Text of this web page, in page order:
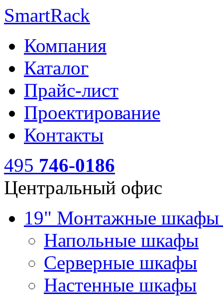
SmartRack
Компания
Каталог
Прайс-лист
Проектирование
Контакты
495 746-0186
Центральный офис
19" Монтажные
Напольные шкафы
Серверные шкафы
Настенные шкафы